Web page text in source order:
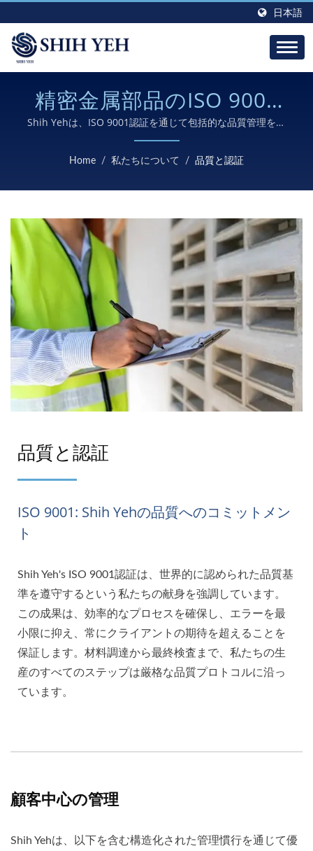
日本語
精密金属部品のISO 9001
認証品質基準
Shih Yehは、ISO 9001認証を通じて包括的な品質管理を維
持し、材料調達から最終検査まで、すべての金属部品が厳格
な業界基準を満たすことを保証します。
Home / 私たちについて / 品質と認証
品質と認証
ISO 9001: Shih Yehの品質へのコミットメン
ト
Shih Yeh's ISO 9001認証は、世界的に認められた品質基
準を遵守するという私たちの献身を強調しています。
この成果は、効率的なプロセスを確保し、エラーを最
小限に抑え、常にクライアントの期待を超えることを
保証します。材料調達から最終検査まで、私たちの生
産のすべてのステップは厳格な品質プロトコルに沿っ
ています。
顧客中心の管理
Shih Yehは、以下を含む構造化された管理慣行を通じて優